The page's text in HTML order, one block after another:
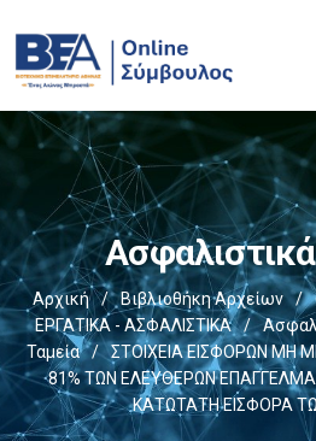
Αρχική / Βιβλιοθήκη Αρχείων /
ΕΡΓΑΤΙΚΑ - ΑΣΦΑΛΙΣΤΙΚΑ
/
Ταμεία
/
ΣΤΟΙΧΕΙΑ ΕΙΣΦΟΡΩΝ ΜΗ
81% ΤΩΝ ΕΛΕΥΘΕΡΩΝ
ΚΑΤΩΤΑΤΗ ΕΙΣΦΟΡΑ